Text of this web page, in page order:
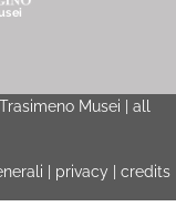
Musei | all
privacy credits